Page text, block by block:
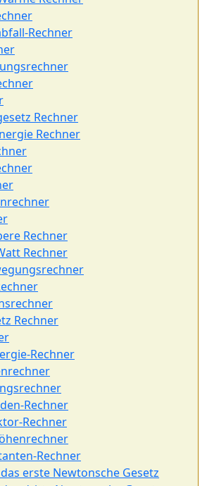
Rechner
Rechner
Rechner
Rechner
Rechner
Rechner
Rechner
Rechner
Rechner
Rechner
erste Newtonsche Gesetz